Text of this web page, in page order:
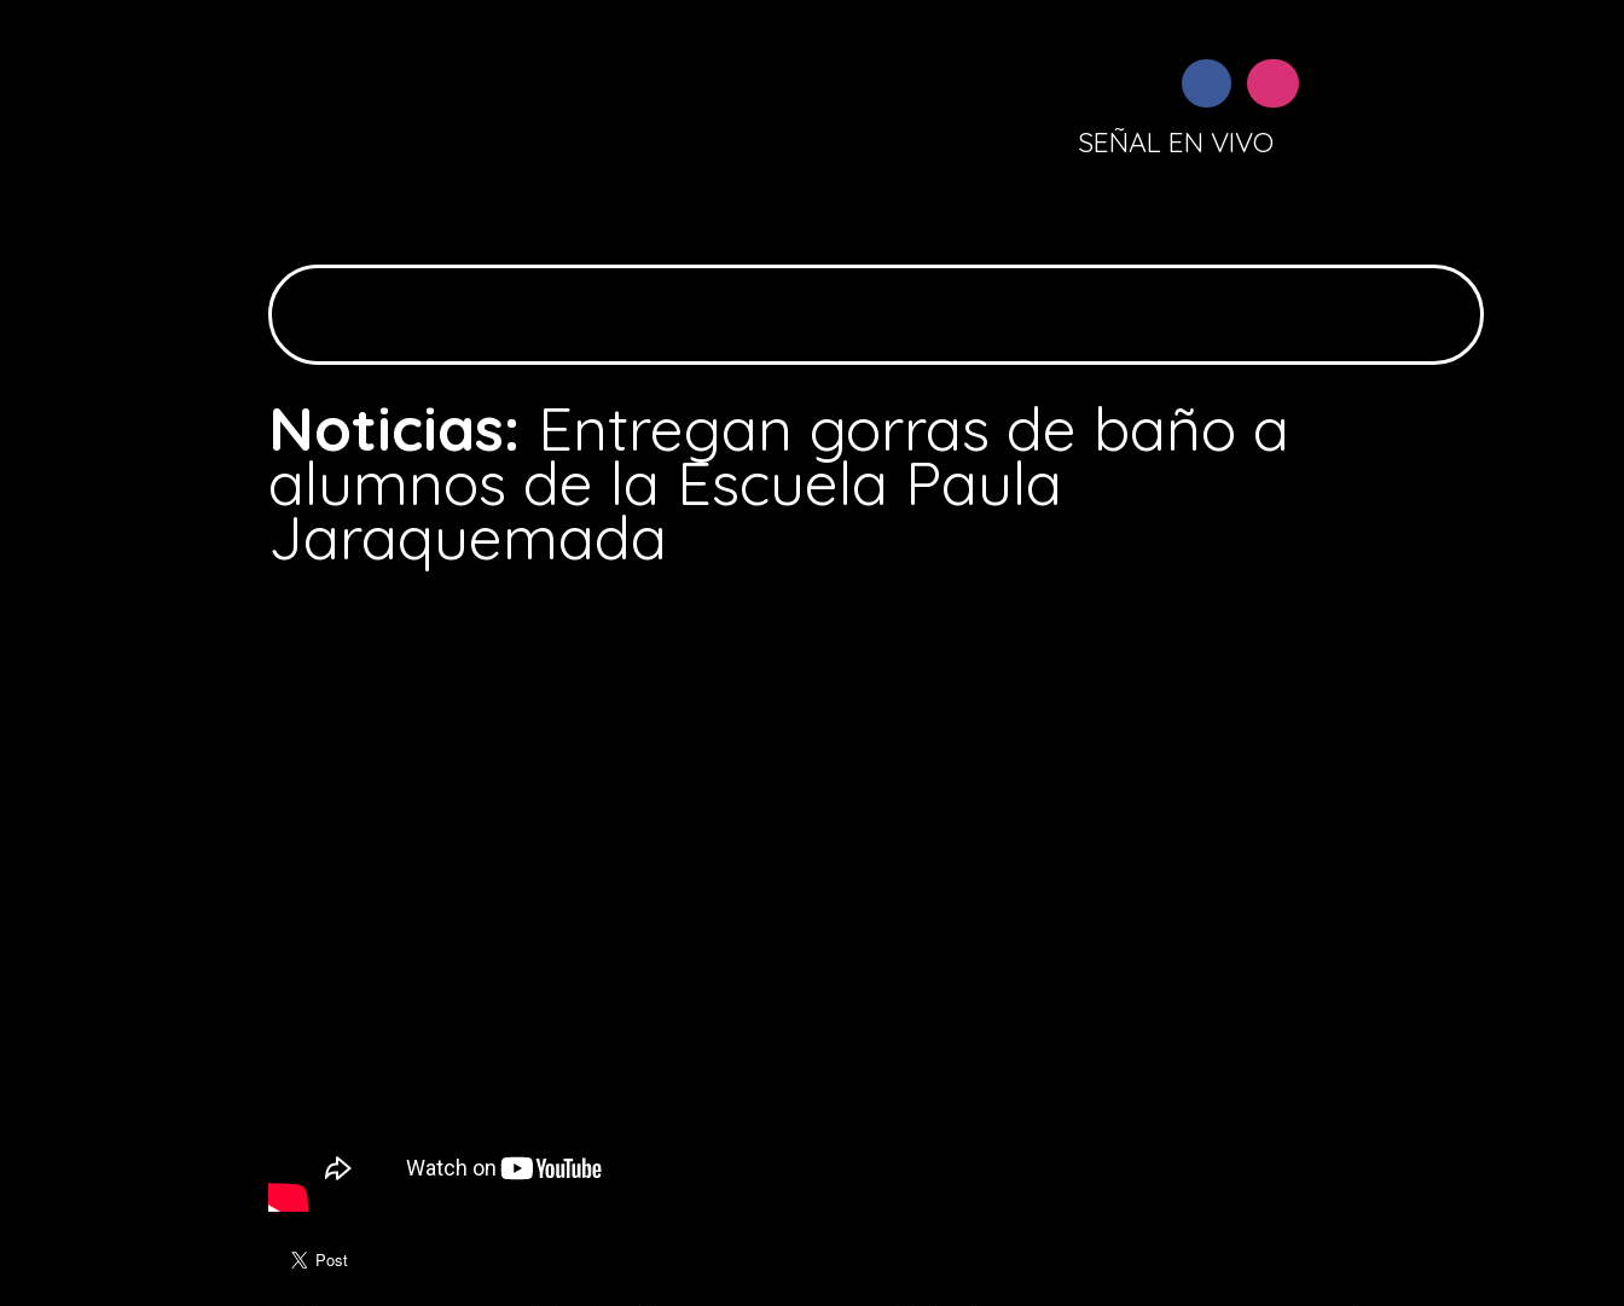
SEÑAL EN VIVO
Noticias: Entregan gorras de baño a
alumnos de la Escuela Paula
Jaraquemada